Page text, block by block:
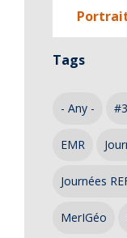
Tags
- Any -
EMR
Journées
MerIGéo